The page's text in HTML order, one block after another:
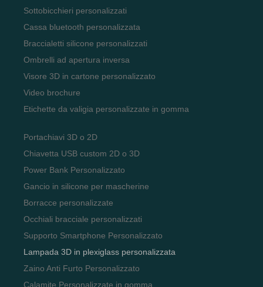
Sottobicchieri personalizzati
Cassa bluetooth personalizzata
Braccialetti silicone personalizzati
Ombrelli ad apertura inversa
Visore 3D in cartone personalizzato
Video brochure
Etichette da valigia personalizzate in gomma
Portachiavi 3D o 2D
Chiavetta USB custom 2D o 3D
Power Bank Personalizzato
Gancio in silicone per mascherine
Borracce personalizzate
Occhiali bracciale personalizzati
Supporto Smartphone Personalizzato
Lampada 3D in plexiglass personalizzata
Zaino Anti Furto Personalizzato
Calamite Personalizzate in gomma